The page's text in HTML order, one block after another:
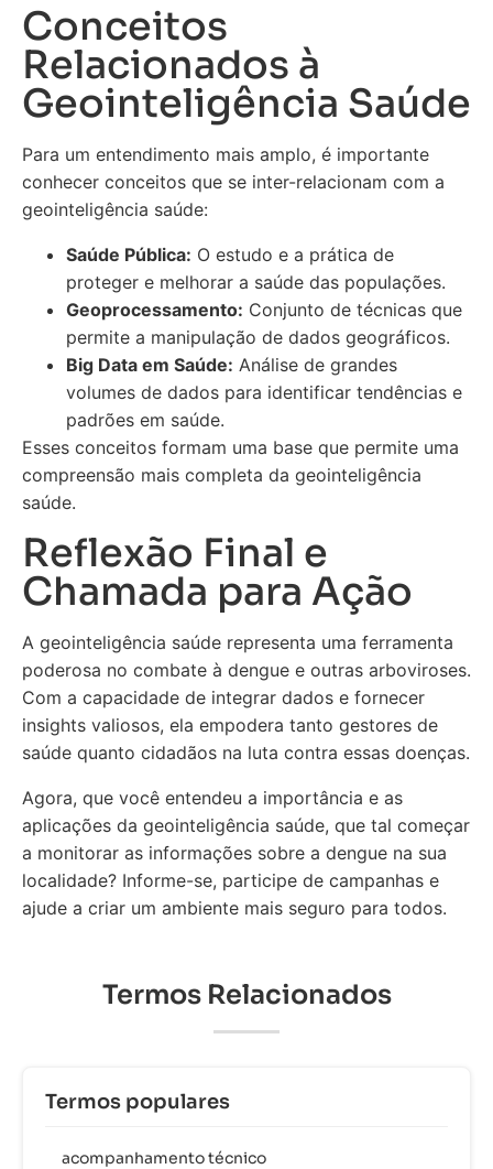
Conceitos
Relacionados à
Geointeligência Saúde
Para um entendimento mais amplo, é importante
conhecer conceitos que se inter-relacionam com a
geointeligência saúde:
Saúde Pública: O estudo e a prática de
proteger e melhorar a saúde das populações.
Geoprocessamento: Conjunto de técnicas que
permite a manipulação de dados geográficos.
Big Data em Saúde: Análise de grandes
volumes de dados para identificar tendências e
padrões em saúde.
Esses conceitos formam uma base que permite uma
compreensão mais completa da geointeligência
saúde.
Reflexão Final e
Chamada para Ação
A geointeligência saúde representa uma ferramenta
poderosa no combate à dengue e outras arboviroses.
Com a capacidade de integrar dados e fornecer
insights valiosos, ela empodera tanto gestores de
saúde quanto cidadãos na luta contra essas doenças.
Agora, que você entendeu a importância e as
aplicações da geointeligência saúde, que tal começar
a monitorar as informações sobre a dengue na sua
localidade? Informe-se, participe de campanhas e
ajude a criar um ambiente mais seguro para todos.
Termos Relacionados
Termos populares
acompanhamento técnico